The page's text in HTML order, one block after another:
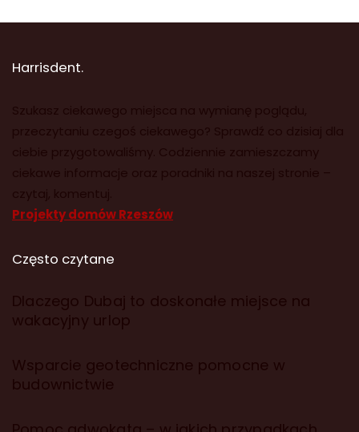
Harrisdent.
Projekty domów Rzeszów
Często czytane